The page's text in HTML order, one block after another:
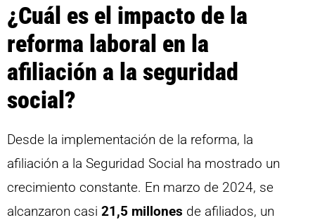
¿Cuál es el impacto de la
reforma laboral en la
afiliación a la seguridad
social?
Desde la implementación de la reforma, la
afiliación a la Seguridad Social ha mostrado un
crecimiento constante. En marzo de 2024, se
alcanzaron casi 21,5 millones de afiliados, un